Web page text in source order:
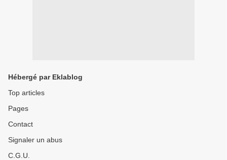
Hébergé par Eklablog
Top articles
Pages
Contact
Signaler un abus
C.G.U.